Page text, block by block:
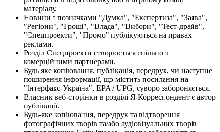
матеріалу.
Новини з позначками "Думка", "Експертиза", "Заява",
"Регіони", "Гроші", "Влада", "Вибори", "Тест-драйв",
"Спецпроекти", "Промо" публікуються на правах
реклами.
Розділ Спецпроекти створюється спільно з
комерційними партнерами.
Будь яке копіювання, публікація, передрук, чи наступне
поширення інформації, що містить посилання на
"Інтерфакс-Україна", EPA / UPG, суворо забороняється.
Власник веб-сторінки в розділі Я-Корреспондент є автор
публікації.
Будь-яке копіювання, передрук та відтворення
фотографічних творів та/або аудіовізуальних творів